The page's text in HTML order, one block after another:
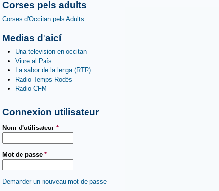
Corses pels adults
Corses d'Occitan pels Adults
Medias d'aicí
Una television en occitan
Viure al País
La sabor de la lenga (RTR)
Radio Temps Rodés
Radio CFM
Connexion utilisateur
Nom d'utilisateur *
Mot de passe *
Demander un nouveau mot de passe